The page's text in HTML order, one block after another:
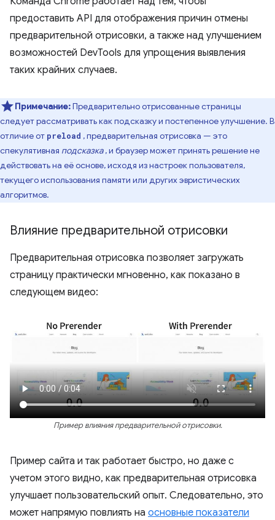
предоставить API для отображения причин отмены
предварительной отрисовки, а также над улучшением
возможностей DevTools для упрощения выявления
таких крайних случаев.
Примечание:Предварительно отрисованные страницы
следует рассматривать как подсказку и постепенное улучшение. В
отличие от preload , предварительная отрисовка — это
спекулятивная подсказка, и браузер может принять решение не
действовать на её основе, исходя из настроек пользователя,
текущего использования памяти или других эвристических
алгоритмов.
Влияние предварительной отрисовки
Предварительная отрисовка позволяет загружать
страницу практически мгновенно, как показано в
следующем видео:
Пример влияния предварительной отрисовки.
Пример сайта и так работает быстро, но даже с
учетом этого видно, как предварительная отрисовка
улучшает пользовательский опыт. Следовательно, это
может напрямую повлиять на основные показатели